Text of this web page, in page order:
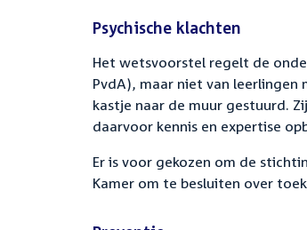
Psychische klachten
Het wetsvoorstel regelt de
PvdA), maar niet van leerlingen
kastje naar de muur gestuurd.
daarvoor kennis en expertise
Er is voor gekozen om de
Kamer om te besluiten over